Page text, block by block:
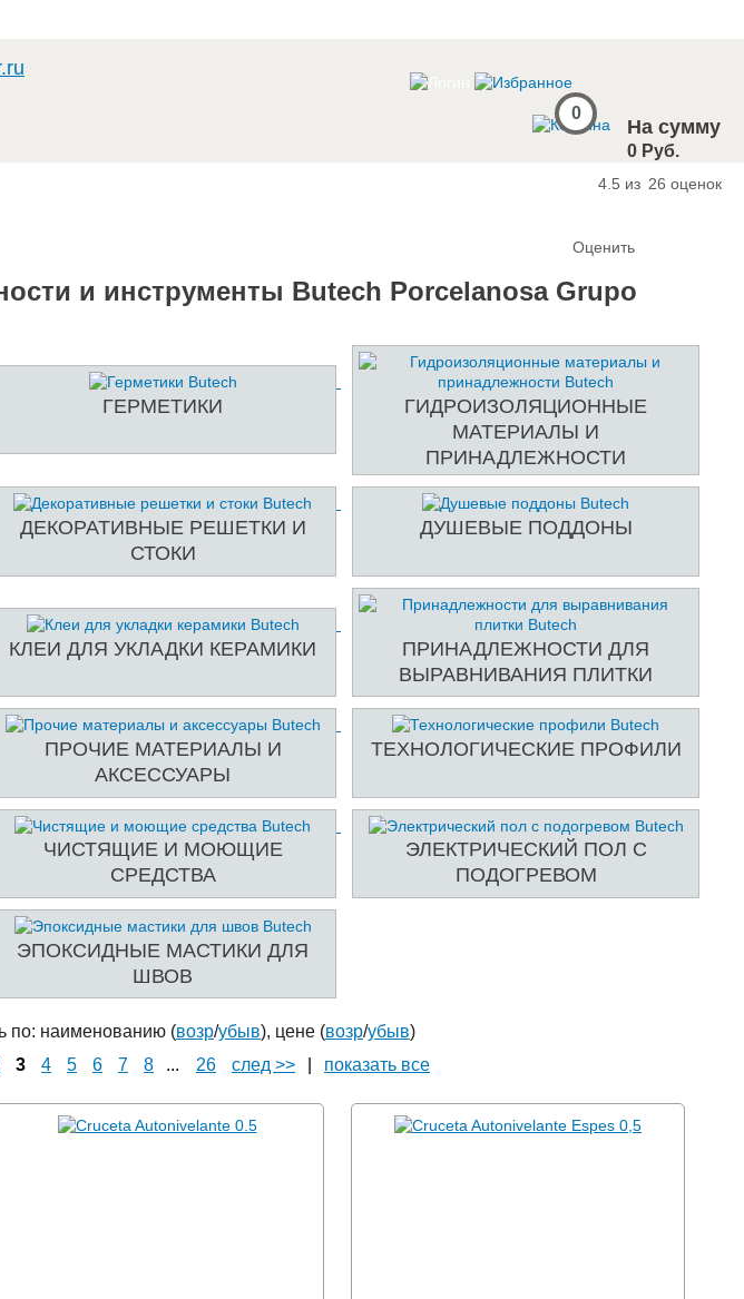
0
На сумму
0 Руб.
4.5 из 26 оценок
Оценить
и инструменты Butech Porcelanosa Grupo
ГЕРМЕТИКИ
ГИДРОИЗОЛЯЦИОННЫЕ
МАТЕРИАЛЫ И
ПРИНАДЛЕЖНОСТИ
ДЕКОРАТИВНЫЕ РЕШЕТКИ И
СТОКИ
ДУШЕВЫЕ ПОДДОНЫ
КЛЕИ ДЛЯ УКЛАДКИ КЕРАМИКИ
ПРИНАДЛЕЖНОСТИ ДЛЯ
ВЫРАВНИВАНИЯ ПЛИТКИ
ПРОЧИЕ МАТЕРИАЛЫ И
АКСЕССУАРЫ
ТЕХНОЛОГИЧЕСКИЕ ПРОФИЛИ
ЧИСТЯЩИЕ И МОЮЩИЕ
СРЕДСТВА
ЭЛЕКТРИЧЕСКИЙ ПОЛ С
ПОДОГРЕВОМ
ЭПОКСИДНЫЕ МАСТИКИ ДЛЯ
ШВОВ
по: наименованию (возр/убыв), цене (возр/убыв)
3 4 5 6 7 8 ... 26 след >> показать все